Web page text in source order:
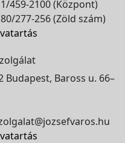
459-2100 (Központ)
277-256 (Zöld szám)
Budapest, Baross u. 66–